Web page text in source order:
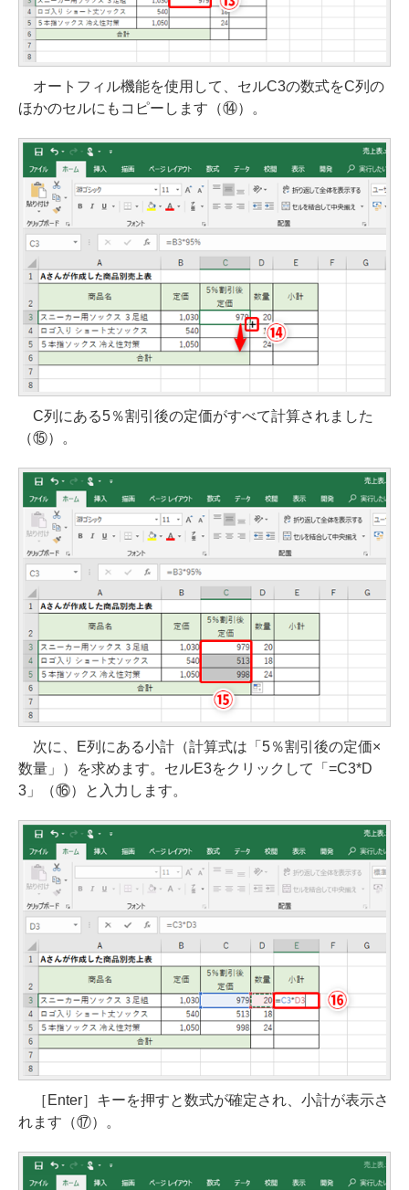
オートフィル機能を使用して、セルC3の数式をC列の
ほかのセルにもコピーします（⑭）。
C列にある5％割引後の定価がすべて計算されました
（⑮）。
次に、E列にある小計（計算式は「5％割引後の定価×
数量」）を求めます。セルE3をクリックして「=C3*D
3」（⑯）と入力します。
［Enter］キーを押すと数式が確定され、小計が表示さ
れます（⑰）。